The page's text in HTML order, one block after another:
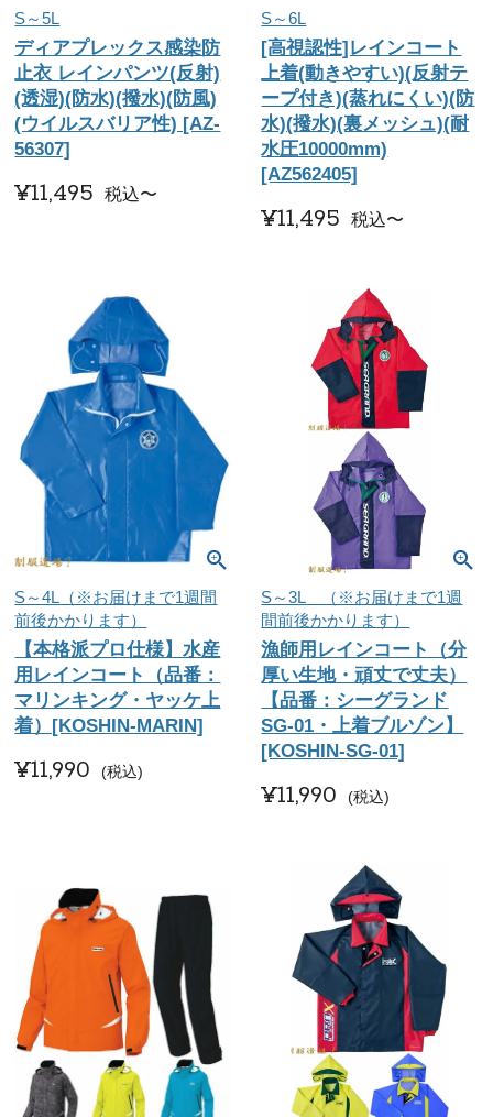
S～5L
ディアプレックス感染防
止衣 レインパンツ(反射)
(透湿)(防水)(撥水)(防風)
(ウイルスバリア性) [AZ-
56307]
¥11,495 税込〜
S～6L
[高視認性]レインコート
上着(動きやすい)(反射テ
ープ付き)(蒸れにくい)(防
水)(撥水)(裏メッシュ)(耐
水圧10000mm)
[AZ562405]
¥11,495 税込〜
S～4L（※お届けまで1週間
前後かかります）
【本格派プロ仕様】水産
用レインコート（品番：
マリンキング・ヤッケ上
着）[KOSHIN-MARIN]
¥11,990 税込
S～3L （※お届けまで1週
間前後かかります）
漁師用レインコート（分
厚い生地・頑丈で丈夫）
【品番：シーグランド
SG-01・上着ブルゾン】
[KOSHIN-SG-01]
¥11,990 税込